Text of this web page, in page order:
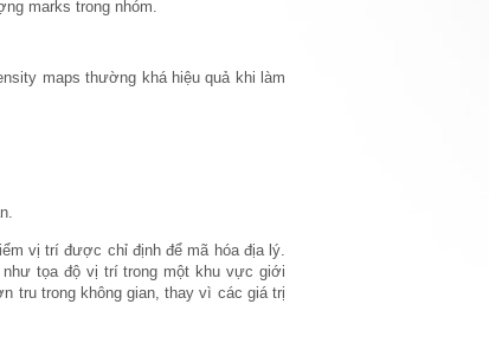
marks trong nhóm.
maps thường khá hiệu quả khi làm
vị trí được chỉ định để mã hóa địa lý.
tọa độ vị trí trong một khu vực giới
tru trong không gian, thay vì các giá trị